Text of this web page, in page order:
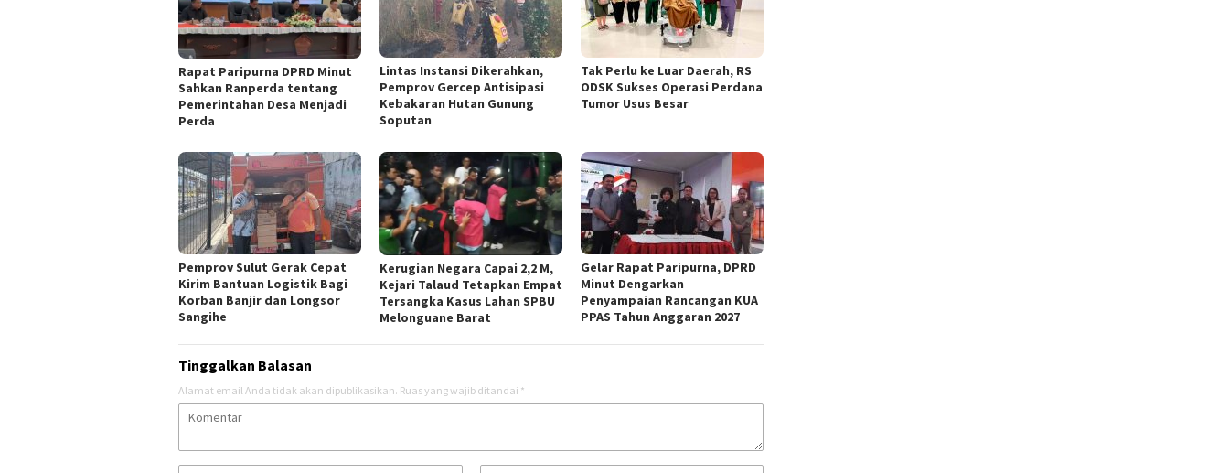
Rapat Paripurna DPRD Minut
Sahkan Ranperda tentang
Pemerintahan Desa Menjadi
Perda
Lintas Instansi Dikerahkan,
Pemprov Gercep Antisipasi
Kebakaran Hutan Gunung
Soputan
Tak Perlu ke Luar Daerah, RS
ODSK Sukses Operasi Perdana
Tumor Usus Besar
Pemprov Sulut Gerak Cepat
Kirim Bantuan Logistik Bagi
Korban Banjir dan Longsor
Sangihe
Kerugian Negara Capai 2,2 M,
Kejari Talaud Tetapkan Empat
Tersangka Kasus Lahan SPBU
Melonguane Barat
Gelar Rapat Paripurna, DPRD
Minut Dengarkan
Penyampaian Rancangan KUA
PPAS Tahun Anggaran 2027
Tinggalkan Balasan
Alamat email Anda tidak akan dipublikasikan. Ruas yang wajib ditandai *